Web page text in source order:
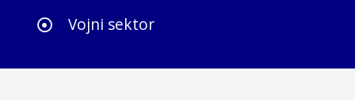
Vojni sektor